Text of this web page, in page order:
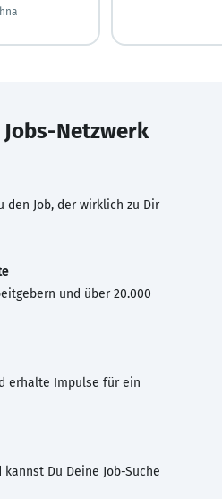
Jobs-Netzwerk
den Job, der wirklich zu Dir
und über 20.000
erhalte Impulse für ein
Du Deine Job-Suche